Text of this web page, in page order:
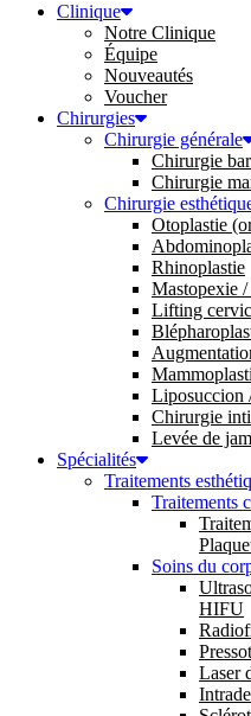
Clinique
Notre Clinique
Équipe
Nouveautés
Voucher
Chirurgies
Chirurgie générale
Chirurgie
Chirurgie
Chirurgie
Otoplastie
Rhinoplastie
Mastopexie /
Lifting
Liposuccion
Chirurgie
Levée de
Spécialités
Traitements
Traitements
Soins du
HIFU
Laser